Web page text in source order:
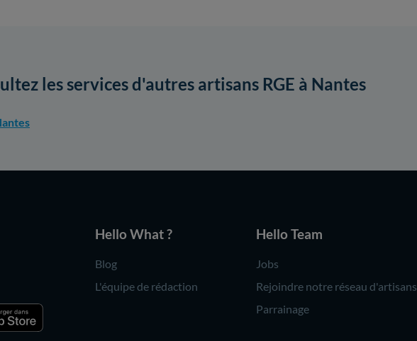
les services d'autres artisans RGE à Nantes
Hello What ?
Blog
L'équipe de rédaction
Hello Team
Jobs
Rejoindre notre réseau d'artisans
Parrainage